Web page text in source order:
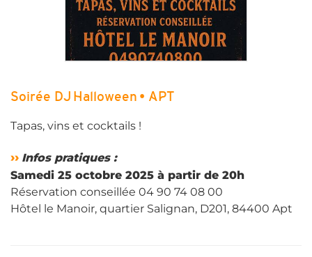
Soirée DJ Halloween • APT
Tapas, vins et cocktails !
›› Infos pratiques :
Samedi 25 octobre 2025 à partir de 20h
Réservation conseillée 04 90 74 08 00
Hôtel le Manoir, quartier Salignan, D201, 84400 Apt